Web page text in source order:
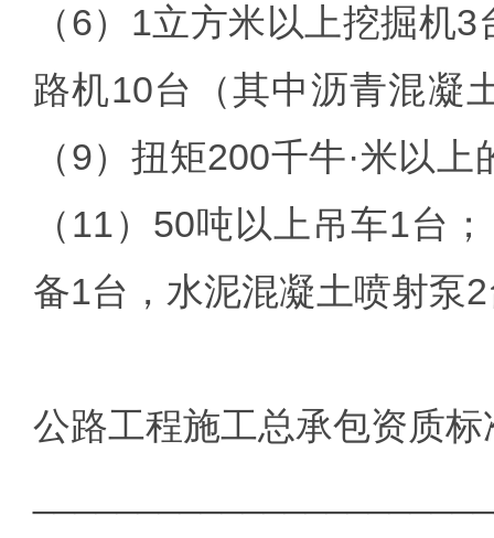
（6）1立方米以上挖掘机
路机10台（其中沥青混凝
（9）扭矩200千牛·米以
（11）50吨以上吊车1台
备1台，水泥混凝土喷射泵
公路工程施工总承包资质